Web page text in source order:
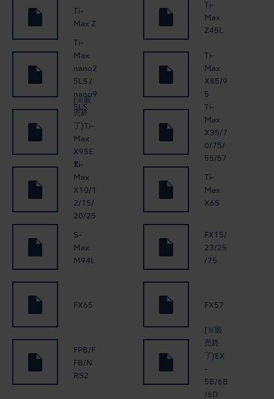
Ti-
Max Z
Ti-
Max
Z45L
Ti-
Max
nano2
5LS /
nano9
5LS
Ti-
Max
X85/9
5
(※販
売終
了)Ti-
Max
X95E
X
Ti-
Max
X35/7
0/75/
55/57
Ti-
Max
X10/1
2/15/
20/25
Ti-
Max
X65
S-
Max
M94L
FX15/
23/25
/75
FX65 FX57
FPB/F
FB/N
RS2
(※販
売終
了)EX
-
5B/6B
/6D